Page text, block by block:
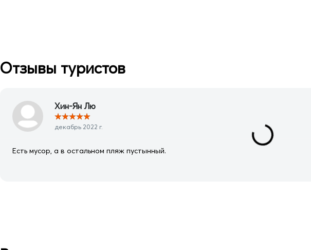
Отзывы туристов
Хин-Ян Лю
★★★★★
декабрь 2022 г.
Есть мусор, а в остальном пляж пустынный.